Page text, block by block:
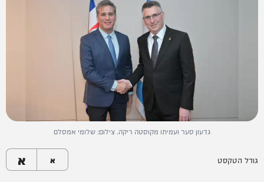
גדעון סער ועמיתו מקוסטה ריקה. צילום: שלומי אמסלם
גודל הטקסט א א